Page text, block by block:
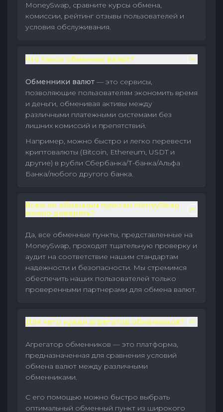
MoneySwap, сравните курсы обмена,
комиссии, рейтинг отзывы пользователей и
условия обслуживания.
Что такое обменник валют?
Обменники валют — это сервисы,
позволяющие пользователям экономить время
и деньги, обменивая активы между
различными платежными системами без
лишних комиссий и препятствий.
Например, можно быстро и легко перевести
криптовалюты (Bitcoin, Ethereum, USDT и
другие) в рубли Сбербанка/Т-банка/Альфа
Банка/любого другого банка.
Всем ли обменным пунктам MoneySwap
можно доверять?
Да, все обменные пункты, представленные на
MoneySwap, проходят тщательную проверку и
аудит на соответствие нашим стандартам
надежности и безопасности. Мы стремимся
обеспечить наших пользователей только
проверенными партнерами для обмена валют.
Для чего нужен агрегатор обменников?
Агрегатор обменников — это платформа,
предназначенная для сравнения условий
обмена валют между различными
обменниками.
С его помощью можно быстро выбрать
оптимальный обменный пункт из широкого